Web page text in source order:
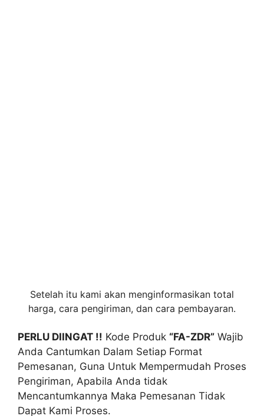
Setelah itu kami akan menginformasikan total
harga, cara pengiriman, dan cara pembayaran.
PERLU DIINGAT !! Kode Produk “FA-ZDR” Wajib
Anda Cantumkan Dalam Setiap Format
Pemesanan, Guna Untuk Mempermudah Proses
Pengiriman, Apabila Anda tidak
Mencantumkannya Maka Pemesanan Tidak
Dapat Kami Proses.